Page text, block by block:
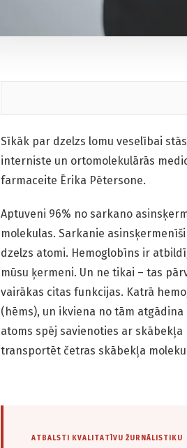
Sīkāk par dzelzs lomu veselībai
interniste un ortomolekulārās
farmaceite Ērika Pētersone.
Aptuveni 96% no sarkano
molekulas. Sarkanie
dzelzs atomi. Hemoglobīns ir
mūsu ķermeni. Un ne tikai – tas
vairākas citas funkcijas. Katrā
(hēms), un ikviena no tām
atoms spēj savienoties ar
transportēt četras skābekļa
ATBALSTI KVALITATĪVU ŽURNĀLISTIKU